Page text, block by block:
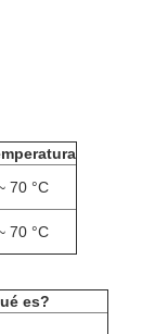
70 °C
70 °C
es?